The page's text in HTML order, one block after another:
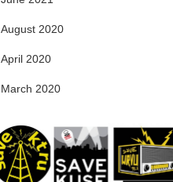
August 2020
April 2020
March 2020